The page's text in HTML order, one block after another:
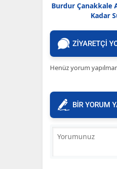
Burdur Çanakkale
Kadar
ZİYARETÇİ
Henüz yorum
BİR YORUM